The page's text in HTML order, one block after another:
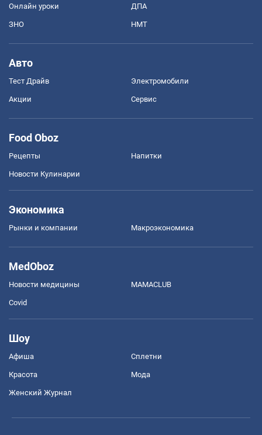
Онлайн уроки ДПА
ЗНО НМТ
Авто
Тест Драйв Электромобили
Акции Сервис
Food Oboz
Рецепты Напитки
Новости Кулинарии
Экономика
Рынки и компании Mакроэкономика
MedOboz
Новости медицины MAMACLUB
Covid
Шоу
Афиша Сплетни
Красота Мода
Женский Журнал